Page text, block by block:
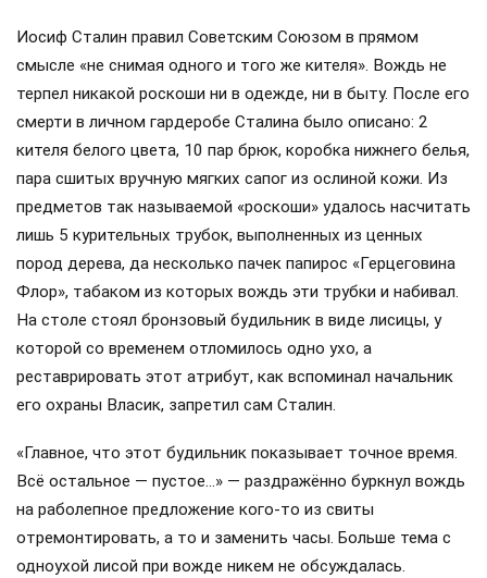
Иосиф Сталин правил Советским Союзом в прямом
смысле «не снимая одного и того же кителя». Вождь не
терпел никакой роскоши ни в одежде, ни в быту. После его
смерти в личном гардеробе Сталина было описано: 2
кителя белого цвета, 10 пар брюк, коробка нижнего белья,
пара сшитых вручную мягких сапог из ослиной кожи. Из
предметов так называемой «роскоши» удалось насчитать
лишь 5 курительных трубок, выполненных из ценных
пород дерева, да несколько пачек папирос «Герцеговина
Флор», табаком из которых вождь эти трубки и набивал.
На столе стоял бронзовый будильник в виде лисицы, у
которой со временем отломилось одно ухо, а
реставрировать этот атрибут, как вспоминал начальник
его охраны Власик, запретил сам Сталин.
«Главное, что этот будильник показывает точное время.
Всё остальное — пустое…» — раздражённо буркнул вождь
на раболепное предложение кого-то из свиты
отремонтировать, а то и заменить часы. Больше тема с
одноухой лисой при вожде никем не обсуждалась.